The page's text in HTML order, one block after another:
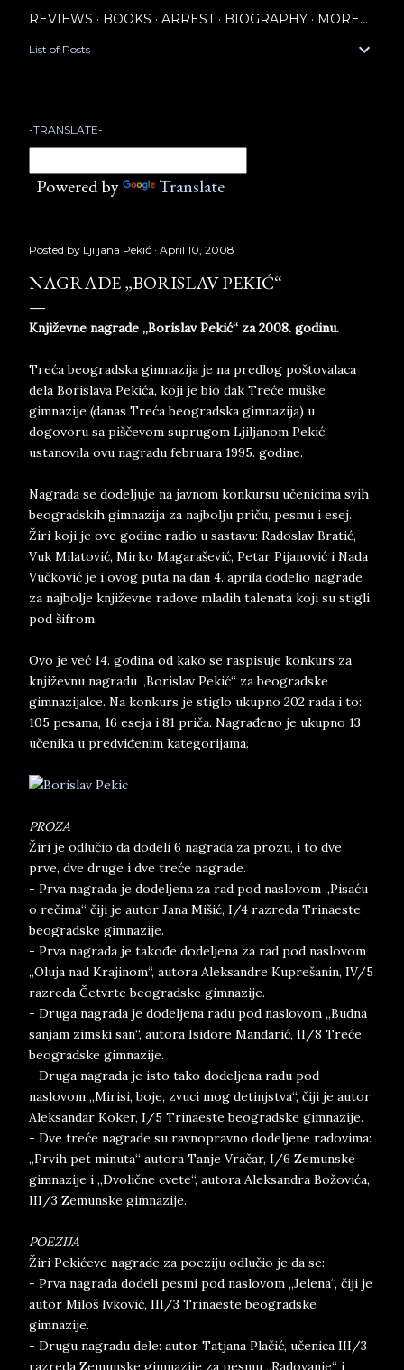
REVIEWS BOOKS ARREST BIOGRAPHY MORE…
List of Posts
-TRANSLATE-
Powered by Translate
Posted by Ljiljana Pekić April 10, 2008
NAGRADE „BORISLAV PEKIĆ“
Književne nagrade „Borislav Pekić“ za 2008. godinu.
Treća beogradska gimnazija je na predlog poštovalaca
dela Borislava Pekića, koji je bio đak Treće muške
gimnazije (danas Treća beogradska gimnazija) u
dogovoru sa piščevom suprugom Ljiljanom Pekić
ustanovila ovu nagradu februara 1995. godine.
Nagrada se dodeljuje na javnom konkursu učenicima svih
beogradskih gimnazija za najbolju priču, pesmu i esej.
Žiri koji je ove godine radio u sastavu: Radoslav Bratić,
Vuk Milatović, Mirko Magarašević, Petar Pijanović i Nada
Vučković je i ovog puta na dan 4. aprila dodelio nagrade
za najbolje književne radove mladih talenata koji su stigli
pod šifrom.
Ovo je već 14. godina od kako se raspisuje konkurs za
književnu nagradu „Borislav Pekić“ za beogradske
gimnazijalce. Na konkurs je stiglo ukupno 202 rada i to:
105 pesama, 16 eseja i 81 priča. Nagrađeno je ukupno 13
učenika u predviđenim kategorijama.
PROZA
Žiri je odlučio da dodeli 6 nagrada za prozu, i to dve
prve, dve druge i dve treće nagrade.
- Prva nagrada je dodeljena za rad pod naslovom „Pisaću
o rečima“ čiji je autor Jana Mišić, I/4 razreda Trinaeste
beogradske gimnazije.
- Prva nagrada je takođe dodeljena za rad pod naslovom
„Oluja nad Krajinom“, autora Aleksandre Kuprešanin, IV/5
razreda Četvrte beogradske gimnazije.
- Druga nagrada je dodeljena radu pod naslovom „Budna
sanjam zimski san“, autora Isidore Mandarić, II/8 Treće
beogradske gimnazije.
- Druga nagrada je isto tako dodeljena radu pod
naslovom „Mirisi, boje, zvuci mog detinjstva“, čiji je autor
Aleksandar Koker, I/5 Trinaeste beogradske gimnazije.
- Dve treće nagrade su ravnopravno dodeljene radovima:
„Prvih pet minuta“ autora Tanje Vračar, I/6 Zemunske
gimnazije i „Dvolične cvete“, autora Aleksandra Božovića,
III/3 Zemunske gimnazije.
POEZIJA
Žiri Pekićeve nagrade za poeziju odlučio je da se:
- Prva nagrada dodeli pesmi pod naslovom „Jelena“, čiji je
autor Miloš Ivković, III/3 Trinaeste beogradske
gimnazije.
- Drugu nagradu dele: autor Tatjana Plačić, učenica III/3
razreda Zemunske gimnazije za pesmu „Radovanje“ i